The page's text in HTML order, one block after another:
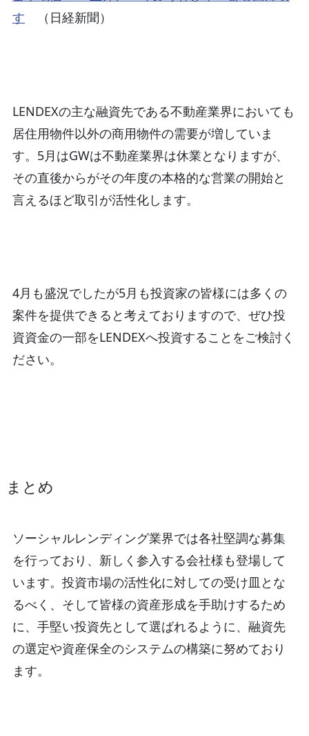
す （日経新聞）
LENDEXの主な融資先である不動産業界においても
居住用物件以外の商用物件の需要が増していま
す。5月はGWは不動産業界は休業となりますが、
その直後からがその年度の本格的な営業の開始と
言えるほど取引が活性化します。
4月も盛況でしたが5月も投資家の皆様には多くの
案件を提供できると考えておりますので、ぜひ投
資資金の一部をLENDEXへ投資することをご検討く
ださい。
まとめ
ソーシャルレンディング業界では各社堅調な募集
を行っており、新しく参入する会社様も登場して
います。投資市場の活性化に対しての受け皿とな
るべく、そして皆様の資産形成を手助けするため
に、手堅い投資先として選ばれるように、融資先
の選定や資産保全のシステムの構築に努めており
ます。